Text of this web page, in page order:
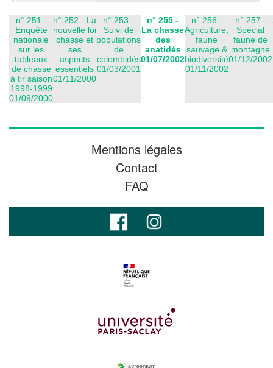
n° 251 -
Enquête
nationale
sur les
tableaux
de chasse
à tir saison
1998-1999
01/09/2000
n° 252 - La
nouvelle loi
chasse et
ses
aspects
essentiels
01/11/2000
n° 253 -
Suivi de
populations
de
colombidés
01/03/2001
n° 255 -
La chasse
des
anatidés
01/07/2002
n° 256 -
Agriculture,
faune
sauvage &
biodiversité
01/11/2002
n° 257 -
Spécial
faune de
montagne
01/12/2002
Mentions légales
Contact
FAQ